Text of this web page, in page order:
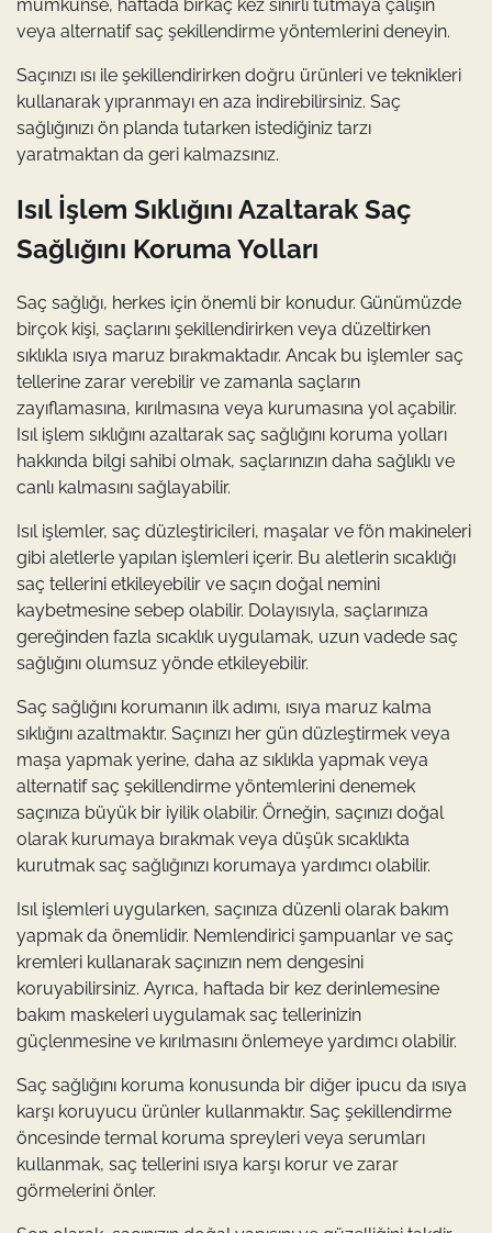
mümkünse, haftada birkaç kez sınırlı tutmaya çalışın
veya alternatif saç şekillendirme yöntemlerini deneyin.
Saçınızı ısı ile şekillendirirken doğru ürünleri ve teknikleri
kullanarak yıpranmayı en aza indirebilirsiniz. Saç
sağlığınızı ön planda tutarken istediğiniz tarzı
yaratmaktan da geri kalmazsınız.
Isıl İşlem Sıklığını Azaltarak Saç
Sağlığını Koruma Yolları
Saç sağlığı, herkes için önemli bir konudur. Günümüzde
birçok kişi, saçlarını şekillendirirken veya düzeltirken
sıklıkla ısıya maruz bırakmaktadır. Ancak bu işlemler saç
tellerine zarar verebilir ve zamanla saçların
zayıflamasına, kırılmasına veya kurumasına yol açabilir.
Isıl işlem sıklığını azaltarak saç sağlığını koruma yolları
hakkında bilgi sahibi olmak, saçlarınızın daha sağlıklı ve
canlı kalmasını sağlayabilir.
Isıl işlemler, saç düzleştiricileri, maşalar ve fön makineleri
gibi aletlerle yapılan işlemleri içerir. Bu aletlerin sıcaklığı
saç tellerini etkileyebilir ve saçın doğal nemini
kaybetmesine sebep olabilir. Dolayısıyla, saçlarınıza
gereğinden fazla sıcaklık uygulamak, uzun vadede saç
sağlığını olumsuz yönde etkileyebilir.
Saç sağlığını korumanın ilk adımı, ısıya maruz kalma
sıklığını azaltmaktır. Saçınızı her gün düzleştirmek veya
maşa yapmak yerine, daha az sıklıkla yapmak veya
alternatif saç şekillendirme yöntemlerini denemek
saçınıza büyük bir iyilik olabilir. Örneğin, saçınızı doğal
olarak kurumaya bırakmak veya düşük sıcaklıkta
kurutmak saç sağlığınızı korumaya yardımcı olabilir.
Isıl işlemleri uygularken, saçınıza düzenli olarak bakım
yapmak da önemlidir. Nemlendirici şampuanlar ve saç
kremleri kullanarak saçınızın nem dengesini
koruyabilirsiniz. Ayrıca, haftada bir kez derinlemesine
bakım maskeleri uygulamak saç tellerinizin
güçlenmesine ve kırılmasını önlemeye yardımcı olabilir.
Saç sağlığını koruma konusunda bir diğer ipucu da ısıya
karşı koruyucu ürünler kullanmaktır. Saç şekillendirme
öncesinde termal koruma spreyleri veya serumları
kullanmak, saç tellerini ısıya karşı korur ve zarar
görmelerini önler.